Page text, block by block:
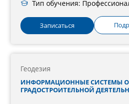
Тип обучения:
Записаться
Геодезия
ИНФОРМАЦИОННЫЕ СИСТЕМЫ
ГРАДОСТРОИТЕЛЬНОЙ